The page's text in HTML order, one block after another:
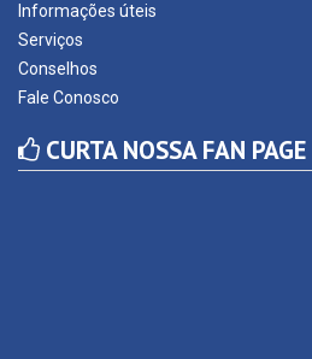
Informações úteis
Serviços
Conselhos
Fale Conosco
CURTA NOSSA FAN PAGE